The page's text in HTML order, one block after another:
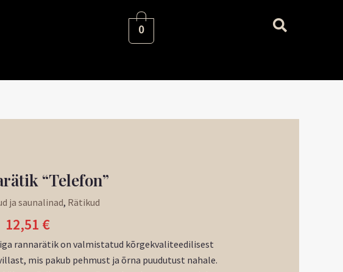
0
“Telefon”
ja saunalinad, Rätikud
Algne
oli:
13,90 €.
12,51 €
Praegune
on:
12,51 €.
rannarätik on valmistatud kõrgekvaliteedilisest
mis pakub pehmust ja õrna puudutust nahale.